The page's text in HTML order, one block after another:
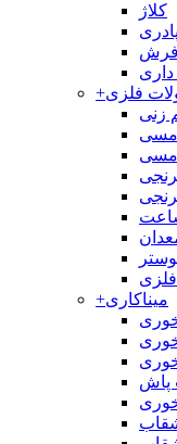
کلاژ
پادری
داری
+فلزی
زنی
مسی
+میناکاری
پاش